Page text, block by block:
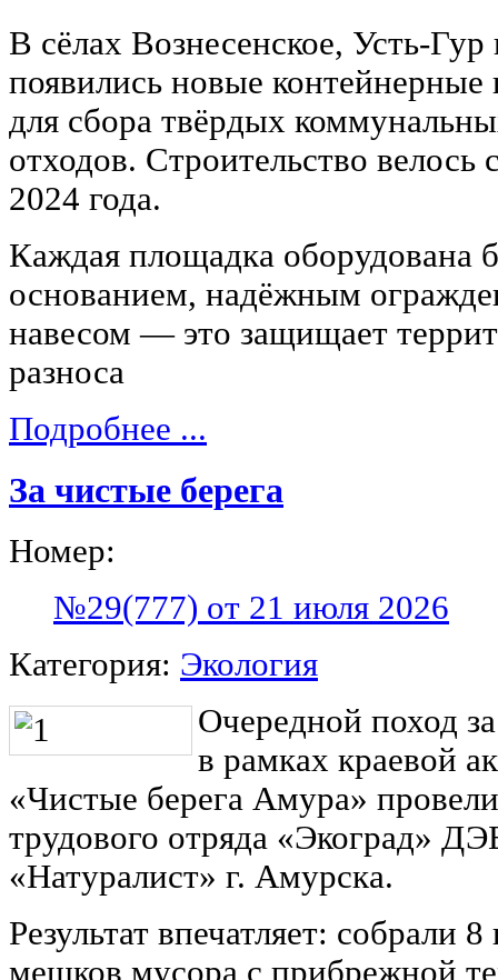
В сёлах Вознесенское, Усть-
появились новые
для сбора твёрдых
отходов. Строительство велось
2024 года.
Каждая площадка оборудована
основанием, надёжным
навесом — это защищает
разноса
Подробнее ...
За чистые берега
Номер:
№29(777) от 21 июля 2026
Категория: Экология
Очередной поход
в рамках краевой
«Чистые берега Амура»
трудового отряда «Экоград»
«Натуралист» г. Амурска.
Результат впечатляет: собрали
мешков мусора с прибрежной